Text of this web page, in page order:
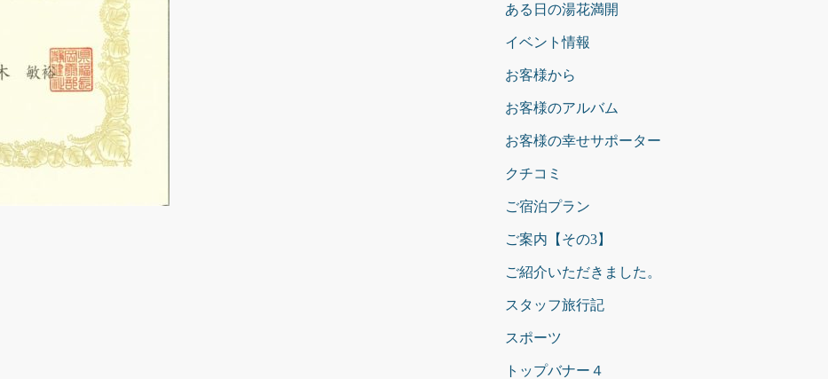
ある日の湯花満開
イベント情報
お客様から
お客様のアルバム
お客様の幸せサポーター
クチコミ
ご宿泊プラン
ご案内【その3】
ご紹介いただきました。
スタッフ旅行記
スポーツ
トップバナー４